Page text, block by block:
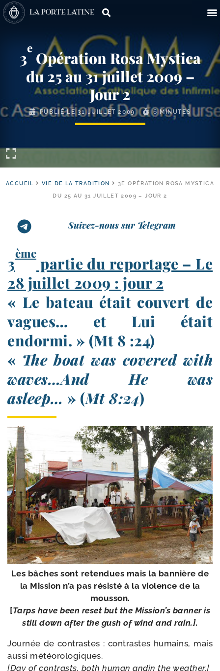
3
e
Opération Rosa Mystica
du 25 au 31 juillet 2009 –
Jour 2
PUBLIÉ LE 31 JUILLET 2009 6 MINUTES
ACCUEIL VIE DE LA TRADITION
3E OPÉRATION ROSA MYSTICA
DU 25 AU 31 JUILLET 2009 – JOUR 2
Suivez-nous sur Telegram
3
ème
partie du reportage – Le
28 juillet 2009 : jour 2
« Le bateau était couvert de
vagues… et Lui était
endormi. » (Mt 8 :24)
« The boat was covered with
waves…And He was
asleep… » (Mt 8:24)
Les bâches sont reten­dues mais la ban­nière de
la Mission n’a pas résis­té à la vio­lence de la
mous­son.
[Tarps have been reset but the Mission’s ban­ner is
still down after the gush of wind and rain.].
Journée de contrastes : contrastes humains, mais
aus­si météo­ro­lo­giques.
[Day of contrasts, both human andin the weather.]